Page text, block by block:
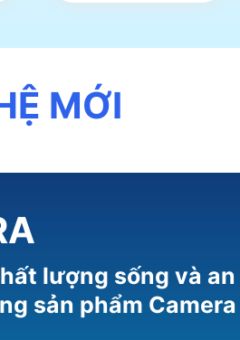
MỚI
lượng sống và
sản phẩm